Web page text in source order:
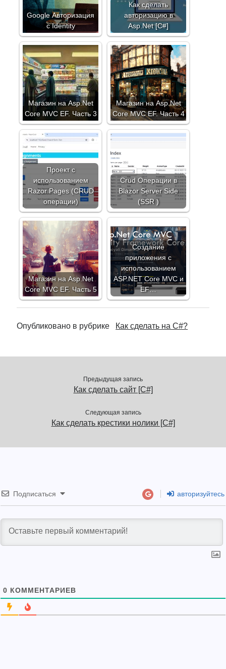
Google Авторизация
с Identity
Как сделать
авторизацию в
Asp.Net [C#]
Магазин на Asp.Net
Core MVC EF. Часть 3
Магазин на Asp.Net
Core MVC EF. Часть 4
Проект с
использованием
Razor Pages (CRUD
операции)
Crud Операции в
Blazor Server Side
(SSR )
Магазин на Asp.Net
Core MVC EF. Часть 5
Создание
приложения с
использованием
ASP.NET Core MVC и
EF…
Опубликовано в рубрике Как сделать на C#?
Предыдущая запись
Как сделать сайт [C#]
Следующая запись
Как сделать крестики нолики [C#]
Подписаться авторизуйтесь
0 КОММЕНТАРИЕВ